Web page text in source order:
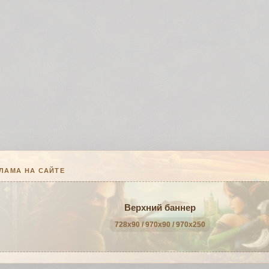
НА САЙТЕ
Верхний баннер
728x90 / 970x90 / 970x250